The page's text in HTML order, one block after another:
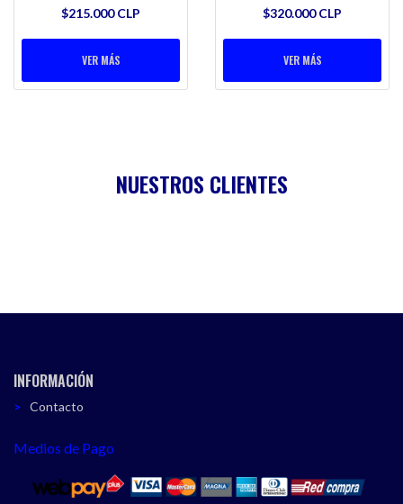
$215.000 CLP
VER MÁS
$320.000 CLP
VER MÁS
NUESTROS CLIENTES
INFORMACIÓN
Contacto
Medios de Pago